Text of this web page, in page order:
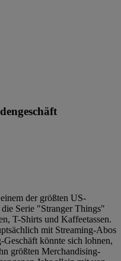
der größten US-
Serie "Stranger Things"
T-Shirts und Kaffeetassen.
mit Streaming-Abos
könnte sich lohnen,
größten Merchandising-